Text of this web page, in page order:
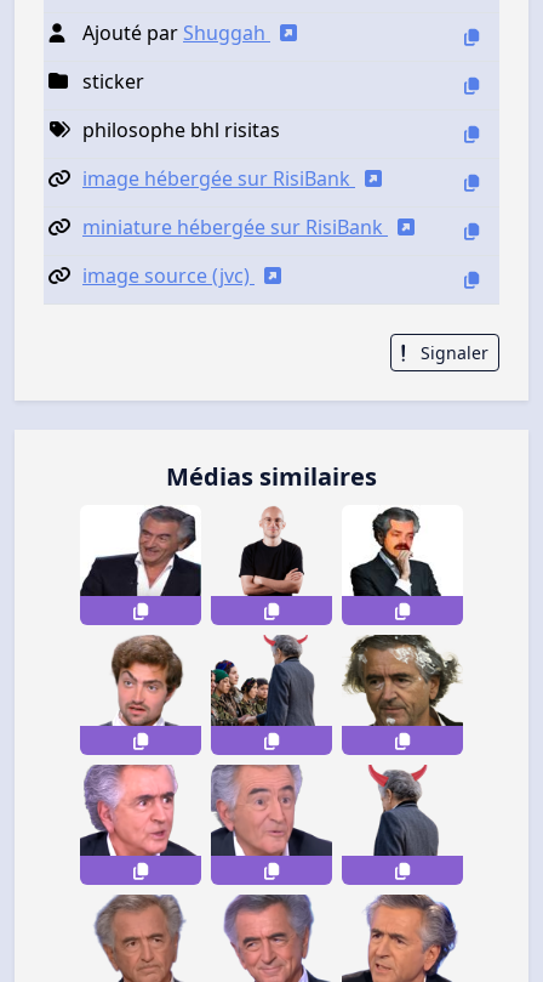
Ajouté par Shuggah
sticker
philosophe bhl risitas
image hébergée sur RisiBank
miniature hébergée sur RisiBank
image source (jvc)
Signaler
Médias similaires